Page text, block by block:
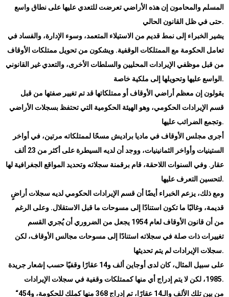
المسلم والمحامون إن هذه الأراضي تعرضت للتعدي عليها على نطاق واسع
حتى في ظل القانون الحالي.
يشير الخبراء إلى نمط قديم من الاستيلاء المتعمد، وسوء الإدارة، والفساد في
تعامل الحكومة مع الممتلكات الوقفية. ويشكون من تحويل ممتلكات الأوقاف
من قبل موظفي الإيرادات المحليين والسلطات الأخرى، والتعدي غير القانوني
الواسع عليها وتحويلها إلى ملكية خاصة .
يقولون إن معظم أراضي الأوقاف أو ممتلكاتها قد تم تغيير صفتها من قبل
قسم الإيرادات الحكومي، وهو الهيئة الحكومية التي تحتفظ بسجلات الأراضي
وتجمع الضرائب عليها.
أجرى مجلس الأوقاف في ماديا براديش مسحًا لممتلكاته مرتين، في أواخر
الستينيات وأواخر الثمانينيات، ووجد أن لديه السيطرة على أكثر من 23 ألف
عقار. وفي السنوات اللاحقة، قام برقمنة سجلاته وتحديد المواقع الجغرافية لها
لتحسين التعرف عليها.
ومع ذلك، يزعم الخبراء أيضًا أن قسم الإيرادات الحكومي لديه سجلات أراضٍ
قديمة، وغالبًا ما تكون استنادًا إلى مسوحات ما قبل الاستقلال. وعلى الرغم
من أن قانون الأوقاف لعام 1954 يجعل من الضروري أن يُجري القسم
تغييرات ذات صلة في سجلاته استنادًا إلى مسوحات مجالس الأوقاف، لكن
سجلات الإيرادات لم يتم تحديثها.
على سبيل المثال، كان لدى أوجاين ألف و14 عقارًا وقفيًا حسب إشعار جريدة
1985، لكن لا يتم إدراج أي منها كممتلكات وقفية في سجلات الإيرادات.
“من بين تلك الألف والـ14 عقارًا، تم إدراج 368 منها كملك للحكومة، و454